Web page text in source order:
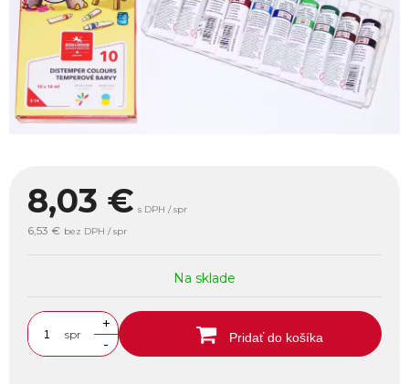
8,03 € s DPH / spr
6,53 € bez DPH / spr
Na sklade
spr
+
-
Pridať do košíka